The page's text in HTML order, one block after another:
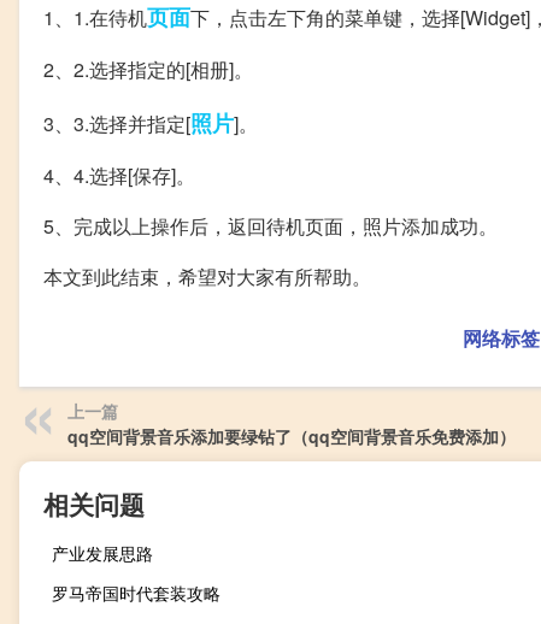
1、1.在待机页面下，点击左下角的菜单键，选择[Widget]
2、2.选择指定的[相册]。
3、3.选择并指定[照片]。
4、4.选择[保存]。
5、完成以上操作后，返回待机页面，照片添加成功。
本文到此结束，希望对大家有所帮助。
网络标签
上一篇
qq空间背景音乐添加要绿钻了（qq空间背景音乐免费添加）
相关问题
产业发展思路
罗马帝国时代套装攻略